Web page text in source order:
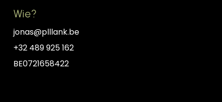
→ Lees meer over het onderhoud
meer over voedselveiligheid
Wie?
jonas@plllank.be
+32 489 925 162
BE0721658422